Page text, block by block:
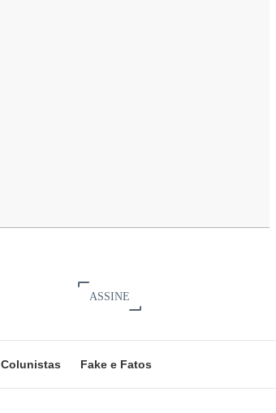
ASSINE
Colunistas Fake e Fatos